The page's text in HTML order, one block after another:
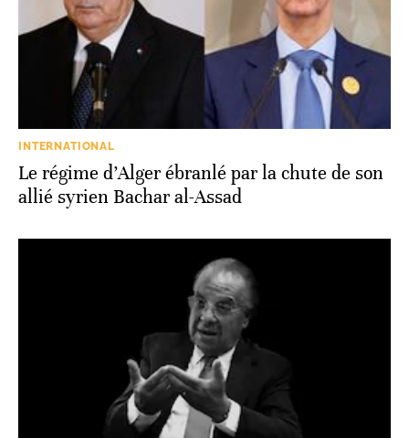
INTERNATIONAL
Le régime d’Alger ébranlé par la chute de son
allié syrien Bachar al-Assad